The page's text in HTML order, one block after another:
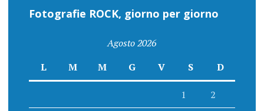
Fotografie ROCK, giorno per giorno
Agosto 2026
L
M M G V S D
1 2